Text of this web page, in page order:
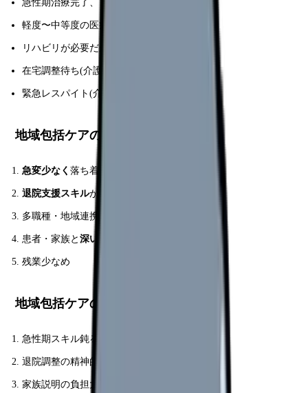
急性期治療完了、まだ在宅困難な患者
軽度〜中等度の医療処置継続中
リハビリが必要だが回復期適応外
在宅調整待ち(介護環境整備)
緊急レスパイト(介護者の息抜き)
地域包括ケアの 5 大メリット
急変少なく 落ち着く環境
退院支援スキルが深まる
多職種・地域連携の
患者・家族と 深い関わり
残業少なめ
地域包括ケアの 5 大デメリット
急性期スキル鈍る
退院調整の精神的負担
家族説明の負担大